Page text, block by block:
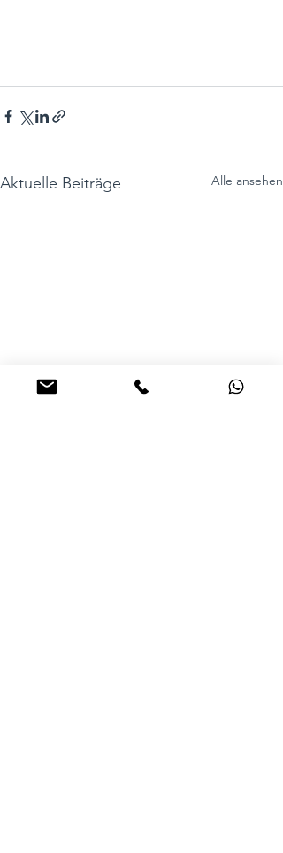
Aktuelle Beiträge Alle ansehen